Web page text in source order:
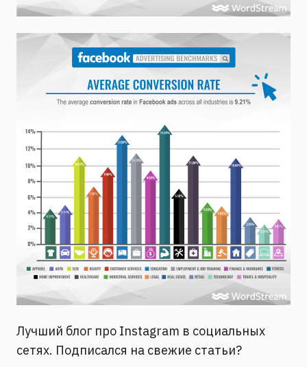
Лучший блог про Instagram в социальных
сетях. Подписался на свежие статьи?